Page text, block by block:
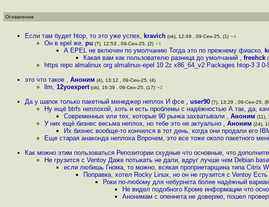
Оглавление
Если там будет htop, то это уже успех, kravich (ok), 12:49 , 09-Сен-25, (1) +4
Он в epel же, pu (?), 12:53 , 09-Сен-25, (2) +1
А EPEL не включен по умолчанию Тогда это по прежнему фиаско,
Какая вам как пользователю разница до умолчаний , freehck
https repo almalinux org almalinux-epel 10 2z x86_64_v2 Packages htop-3 3 0-
это что такое , Аноним (4), 13:12 , 09-Сен-25, (4)
llm, 12yoexpert (ok), 16:39 , 09-Сен-25, (17) +2
Да у шапок только пакетный менеджер неплох И фсе , user90 (?), 13:29 , 09-Сен-25,
Ну ещё btrfs неплохой, хоть и есть проблемы с надёжностью А так, да,
Современных или тех, которые 90 рынка захватывали , Аноним (11),
У них ещё бизнес весьма неплох, но тебе это не актуально , Аноним (24),
Их бизнес вообще-то кончился в тот день, когда они продали его
Еще старая анаконда неплоха Впрочем, это все тоже около пакетного
Как можно этим пользоваться Репозитории скудные что основные, что
Не грузится с Ventoy Даже потыкать не дали, вдруг лучше чем Debian
если любишь Гнома, то можно, всякая проприетарщина типа Citrix
Поправка, хотел Rocky Linux, но он не грузится с Ventoy Есть
Роки по-любому для чебурнета более надёжный
Не видел подобного Кроме информации что
Анонимам с опеннета не доверяю, пошел